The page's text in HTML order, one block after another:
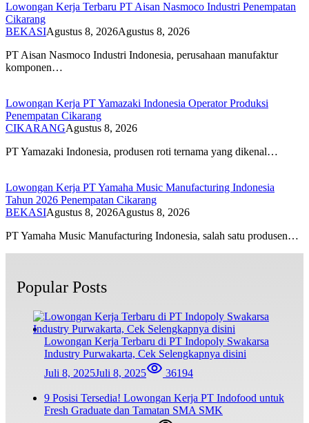
Lowongan Kerja Terbaru PT Aisan Nasmoco Industri Penempatan
Cikarang
BEKASIAgustus 8, 2026Agustus 8, 2026
PT Aisan Nasmoco Industri Indonesia, perusahaan manufaktur
komponen…
Lowongan Kerja PT Yamazaki Indonesia Operator Produksi
Penempatan Cikarang
CIKARANGAgustus 8, 2026
PT Yamazaki Indonesia, produsen roti ternama yang dikenal…
Lowongan Kerja PT Yamaha Music Manufacturing Indonesia
Tahun 2026 Penempatan Cikarang
BEKASIAgustus 8, 2026Agustus 8, 2026
PT Yamaha Music Manufacturing Indonesia, salah satu produsen…
Popular Posts
Lowongan Kerja Terbaru di PT Indopoly Swakarsa
Industry Purwakarta, Cek Selengkapnya disini
Juli 8, 2025Juli 8, 2025 36194
9 Posisi Tersedia! Lowongan Kerja PT Indofood untuk
Fresh Graduate dan Tamatan SMA SMK